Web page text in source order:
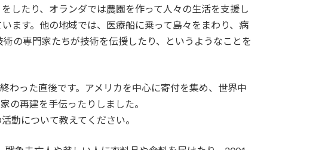
したり、オランダでは農園を作って人々の生活を支援し
ます。他の地域では、医療船に乗って島々をまわり、病
の専門家たちが技術を伝授したり、というようなことを
った直後です。アメリカを中心に寄付を集め、世界中
の再建を手伝ったりしました。
動について教えてください。